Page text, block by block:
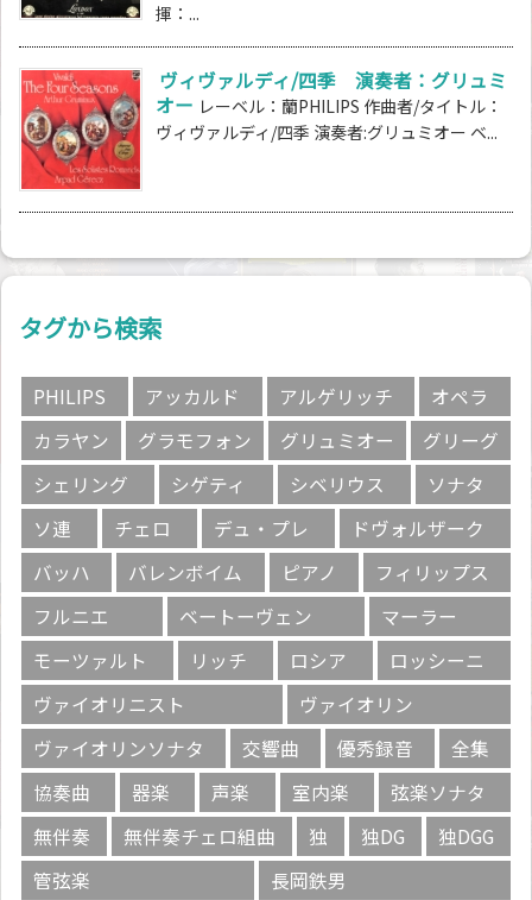
揮：...
ヴィヴァルディ/四季 演奏者：グリュミ
オー レーベル：蘭PHILIPS 作曲者/タイトル：
ヴィヴァルディ/四季 演奏者:グリュミオー ベ...
タグから検索
PHILIPS アッカルド アルゲリッチ
オペラ
カラヤン
グラモフォン グリュミオー
グリーグ
シェリング
シゲティ シベリウス
ソナタ
ソ連
チェロ デュ・プレ
ドヴォルザーク
バッハ
バレンボイム ピアノ
フィリップス
フルニエ
ベートーヴェン
マーラー
モーツァルト
リッチ ロシア
ロッシーニ
ヴァイオリニスト
ヴァイオリン
ヴァイオリンソナタ
交響曲 優秀録音
全集
協奏曲
器楽 声楽 室内楽
弦楽ソナタ
無伴奏
無伴奏チェロ組曲 独 独DG
独DGG
管弦楽
長岡鉄男